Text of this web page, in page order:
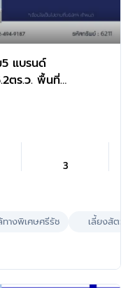
5 แบรนด์
ตร.ว. พื้นที่
ห้องนอน 2
ยภาพ ใกล้วง
ง "สถานีบาง
3
ทางพิเศษศรีรัช เลี้ยงสัตว์ได้